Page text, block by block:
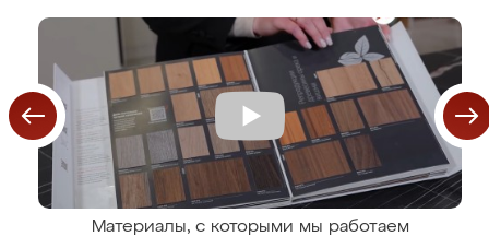
Материалы, с которыми мы работаем